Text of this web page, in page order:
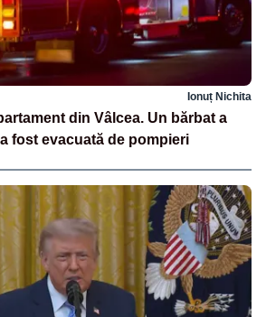
Ionuț Nichita
din Vâlcea. Un bărbat a
fost evacuată de pompieri